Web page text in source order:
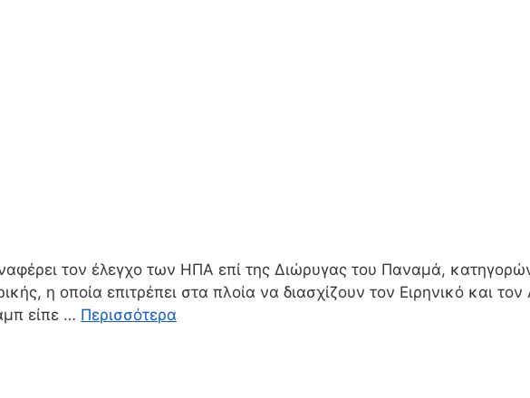
τον έλεγχο των ΗΠΑ επί της Διώρυγας του Παναμά,
η οποία επιτρέπει στα πλοία να διασχίζουν τον Ειρηνικό και
είπε … Περισσότερα